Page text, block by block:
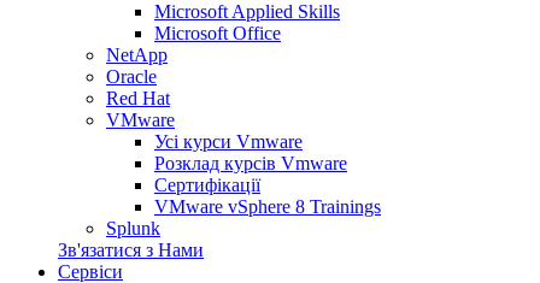
Microsoft Applied Skills
Microsoft Office
NetApp
Oracle
Red Hat
VMware
Усі курси Vmware
Розклад курсів Vmware
Сертифікації
VMware vSphere 8 Trainings
Splunk
Зв'язатися з Нами
Сервіси